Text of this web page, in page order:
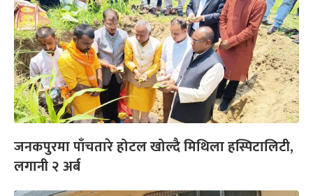
जनकपुरमा पाँचतारे होटल खोल्दै मिथिला हस्पिटालिटी,
लगानी २ अर्ब